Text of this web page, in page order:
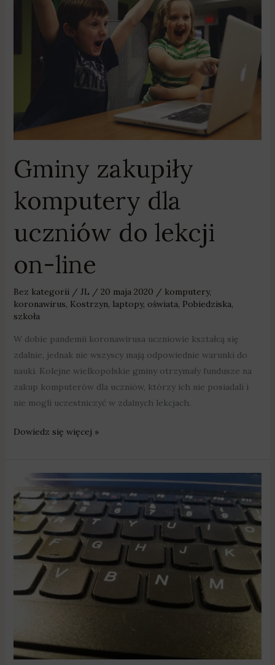
Gminy zakupiły
komputery dla
uczniów do lekcji
on-line
Bez kategorii/ JL / 20 maja 2020 / komputery,
koronawirus, Kostrzyn, laptopy, oświata, Pobiedziska,
szkoła
W dobie pandemii koronawirusa uczniowie kształcą się
zdalnie, jednak nie wszyscy mają odpowiednie warunki do
nauki. Kolejne wielkopolskie gminy otrzymały fundusze na
zakup komputerów dla uczniów, którzy ich nie posiadali i
nie mogli uczestniczyć w zdalnych lekcjach.
komputery
line
Dowiedz się więcej »
Swarzędz
zakupił
komputery
dla
uczniów